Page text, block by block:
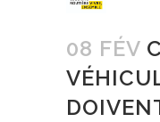
08 FÉV